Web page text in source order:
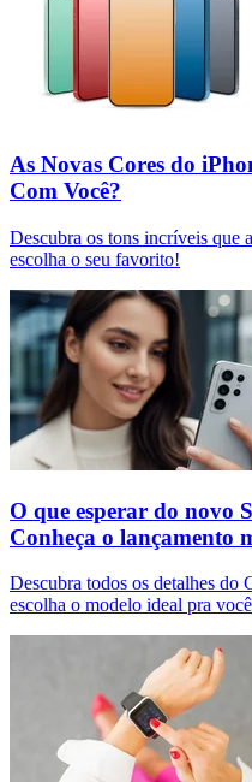
As Novas Cores do
Com Você?
Descubra os tons incríveis que
escolha o seu favorito!
O que esperar do novo
Conheça o lançamento
Descubra todos os detalhes
escolha o modelo ideal pra